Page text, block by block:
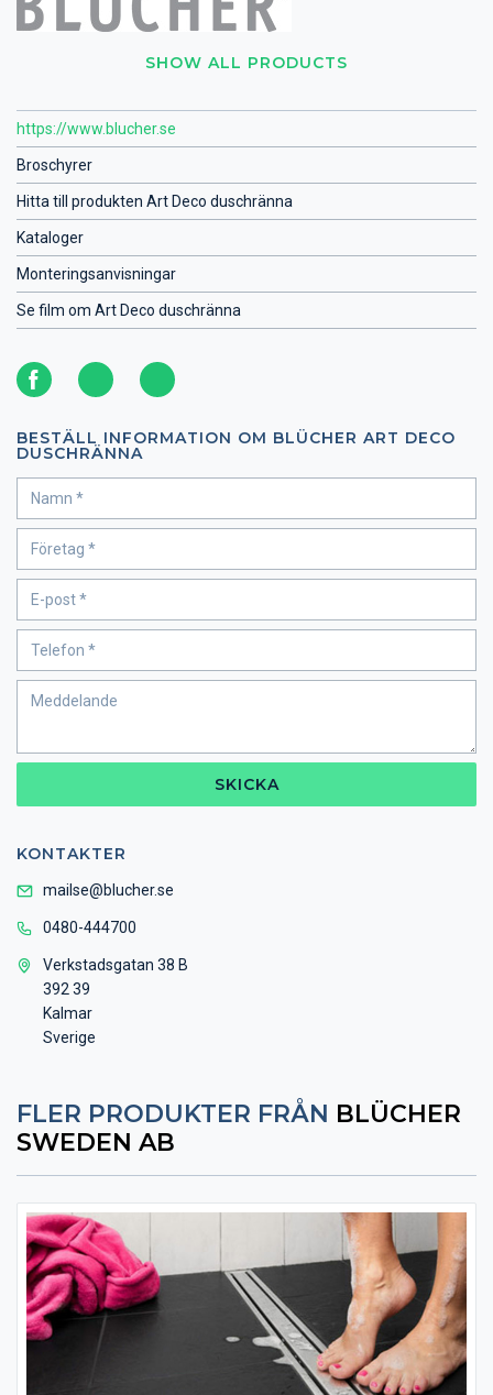
SHOW ALL PRODUCTS
https://www.blucher.se
Broschyrer
Hitta till produkten Art Deco duschränna
Kataloger
Monteringsanvisningar
Se film om Art Deco duschränna
BESTÄLL INFORMATION OM BLÜCHER ART DECO
DUSCHRÄNNA
SKICKA
KONTAKTER
mailse@blucher.se
0480-444700
Verkstadsgatan 38 B
392 39
Kalmar
Sverige
FLER PRODUKTER FRÅN BLÜCHER
SWEDEN AB